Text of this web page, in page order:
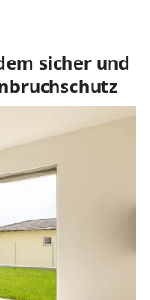
sicher und